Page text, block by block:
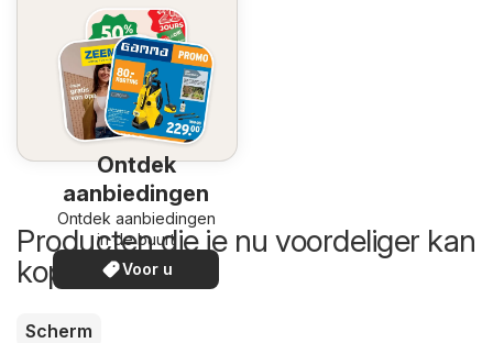
Ontdek
aanbiedingen
Ontdek aanbiedingen
in de buurt
Voor u
Producten die je nu voordeliger kan
kopen
Scherm